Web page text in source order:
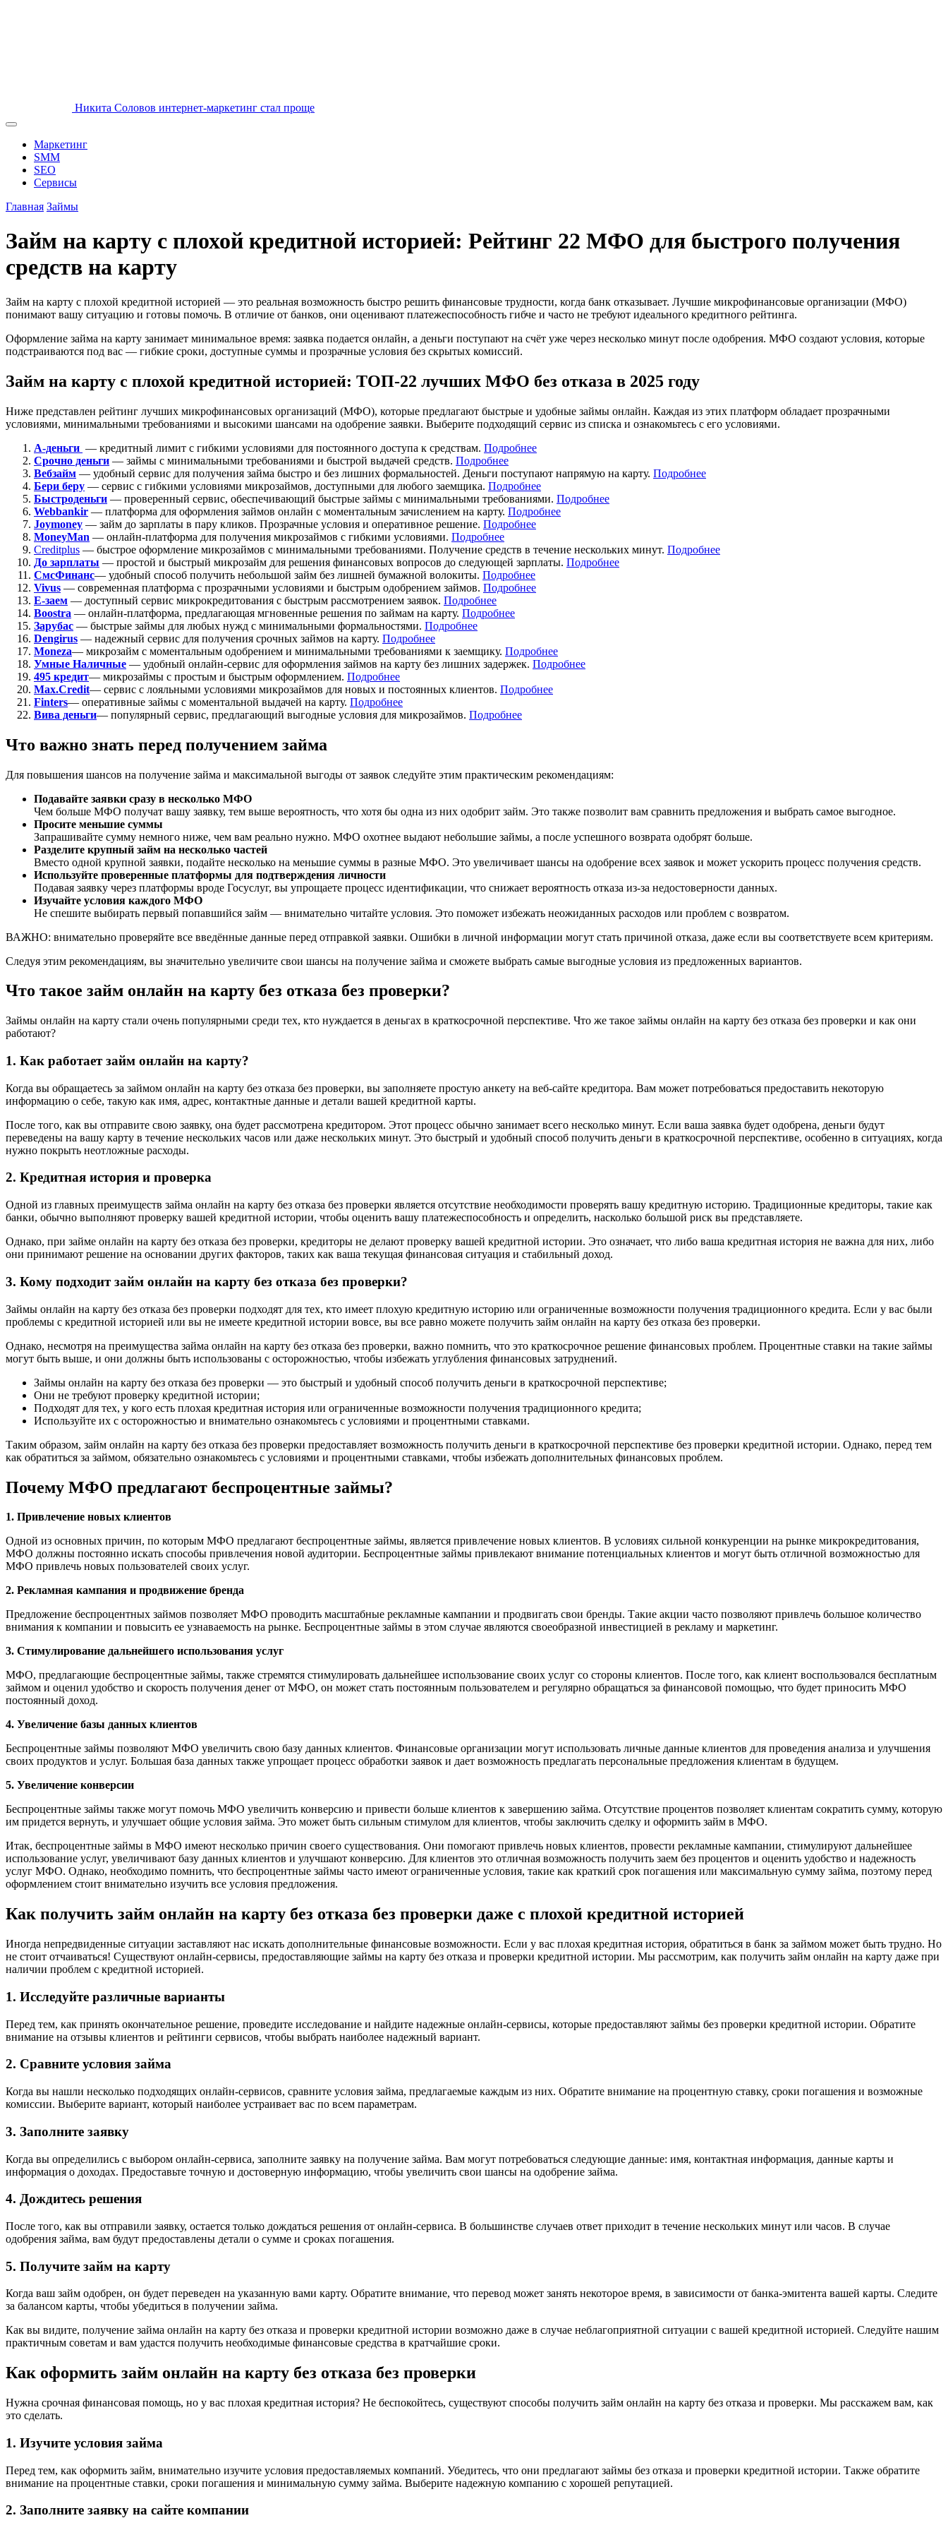
Никита Соловов интернет-маркетинг стал проще
Маркетинг
SMM
SEO
Сервисы
Главная Займы
Займ на карту с плохой кредитной историей: Рейтинг 22 МФО для быстрого получения
средств на карту
Займ на карту с плохой кредитной историей — это реальная возможность быстро решить финансовые трудности, когда банк отказывает. Лучшие микрофинансовые организации (МФО)
понимают вашу ситуацию и готовы помочь. В отличие от банков, они оценивают платежеспособность гибче и часто не требуют идеального кредитного рейтинга.
Оформление займа на карту занимает минимальное время: заявка подается онлайн, а деньги поступают на счёт уже через несколько минут после одобрения. МФО создают условия, которые
подстраиваются под вас — гибкие сроки, доступные суммы и прозрачные условия без скрытых комиссий.
Займ на карту с плохой кредитной историей: ТОП-22 лучших МФО без отказа в 2025 году
Ниже представлен рейтинг лучших микрофинансовых организаций (МФО), которые предлагают быстрые и удобные займы онлайн. Каждая из этих платформ обладает прозрачными
условиями, минимальными требованиями и высокими шансами на одобрение заявки. Выберите подходящий сервис из списка и ознакомьтесь с его условиями.
А-деньги — кредитный лимит с гибкими условиями для постоянного доступа к средствам. Подробнее
Срочно деньги — займы с минимальными требованиями и быстрой выдачей средств. Подробнее
Вебзайм — удобный сервис для получения займа быстро и без лишних формальностей. Деньги поступают напрямую на карту. Подробнее
Бери беру — сервис с гибкими условиями микрозаймов, доступными для любого заемщика. Подробнее
Быстроденьги — проверенный сервис, обеспечивающий быстрые займы с минимальными требованиями. Подробнее
Webbankir — платформа для оформления займов онлайн с моментальным зачислением на карту. Подробнее
Joymoney — займ до зарплаты в пару кликов. Прозрачные условия и оперативное решение. Подробнее
MoneyMan — онлайн-платформа для получения микрозаймов с гибкими условиями. Подробнее
Creditplus — быстрое оформление микрозаймов с минимальными требованиями. Получение средств в течение нескольких минут. Подробнее
До зарплаты — простой и быстрый микрозайм для решения финансовых вопросов до следующей зарплаты. Подробнее
СмсФинанс— удобный способ получить небольшой займ без лишней бумажной волокиты. Подробнее
Vivus — современная платформа с прозрачными условиями и быстрым одобрением займов. Подробнее
Е-заем — доступный сервис микрокредитования с быстрым рассмотрением заявок. Подробнее
Boostra — онлайн-платформа, предлагающая мгновенные решения по займам на карту. Подробнее
Зарубас — быстрые займы для любых нужд с минимальными формальностями. Подробнее
Dengirus — надежный сервис для получения срочных займов на карту. Подробнее
Moneza— микрозайм с моментальным одобрением и минимальными требованиями к заемщику. Подробнее
Умные Наличные — удобный онлайн-сервис для оформления займов на карту без лишних задержек. Подробнее
495 кредит— микрозаймы с простым и быстрым оформлением. Подробнее
Max.Credit— сервис с лояльными условиями микрозаймов для новых и постоянных клиентов. Подробнее
Finters— оперативные займы с моментальной выдачей на карту. Подробнее
Вива деньги— популярный сервис, предлагающий выгодные условия для микрозаймов. Подробнее
Что важно знать перед получением займа
Для повышения шансов на получение займа и максимальной выгоды от заявок следуйте этим практическим рекомендациям:
Подавайте заявки сразу в несколько МФО
Чем больше МФО получат вашу заявку, тем выше вероятность, что хотя бы одна из них одобрит займ. Это также позволит вам сравнить предложения и выбрать самое выгодное.
Просите меньшие суммы
Запрашивайте сумму немного ниже, чем вам реально нужно. МФО охотнее выдают небольшие займы, а после успешного возврата одобрят больше.
Разделите крупный займ на несколько частей
Вместо одной крупной заявки, подайте несколько на меньшие суммы в разные МФО. Это увеличивает шансы на одобрение всех заявок и может ускорить процесс получения средств.
Используйте проверенные платформы для подтверждения личности
Подавая заявку через платформы вроде Госуслуг, вы упрощаете процесс идентификации, что снижает вероятность отказа из-за недостоверности данных.
Изучайте условия каждого МФО
Не спешите выбирать первый попавшийся займ — внимательно читайте условия. Это поможет избежать неожиданных расходов или проблем с возвратом.
ВАЖНО: внимательно проверяйте все введённые данные перед отправкой заявки. Ошибки в личной информации могут стать причиной отказа, даже если вы соответствуете всем критериям.
Следуя этим рекомендациям, вы значительно увеличите свои шансы на получение займа и сможете выбрать самые выгодные условия из предложенных вариантов.
Что такое займ онлайн на карту без отказа без проверки?
Займы онлайн на карту стали очень популярными среди тех, кто нуждается в деньгах в краткосрочной перспективе. Что же такое займы онлайн на карту без отказа без проверки и как они
работают?
1. Как работает займ онлайн на карту?
Когда вы обращаетесь за займом онлайн на карту без отказа без проверки, вы заполняете простую анкету на веб-сайте кредитора. Вам может потребоваться предоставить некоторую
информацию о себе, такую как имя, адрес, контактные данные и детали вашей кредитной карты.
После того, как вы отправите свою заявку, она будет рассмотрена кредитором. Этот процесс обычно занимает всего несколько минут. Если ваша заявка будет одобрена, деньги будут
переведены на вашу карту в течение нескольких часов или даже нескольких минут. Это быстрый и удобный способ получить деньги в краткосрочной перспективе, особенно в ситуациях, когда
нужно покрыть неотложные расходы.
2. Кредитная история и проверка
Одной из главных преимуществ займа онлайн на карту без отказа без проверки является отсутствие необходимости проверять вашу кредитную историю. Традиционные кредиторы, такие как
банки, обычно выполняют проверку вашей кредитной истории, чтобы оценить вашу платежеспособность и определить, насколько большой риск вы представляете.
Однако, при займе онлайн на карту без отказа без проверки, кредиторы не делают проверку вашей кредитной истории. Это означает, что либо ваша кредитная история не важна для них, либо
они принимают решение на основании других факторов, таких как ваша текущая финансовая ситуация и стабильный доход.
3. Кому подходит займ онлайн на карту без отказа без проверки?
Займы онлайн на карту без отказа без проверки подходят для тех, кто имеет плохую кредитную историю или ограниченные возможности получения традиционного кредита. Если у вас были
проблемы с кредитной историей или вы не имеете кредитной истории вовсе, вы все равно можете получить займ онлайн на карту без отказа без проверки.
Однако, несмотря на преимущества займа онлайн на карту без отказа без проверки, важно помнить, что это краткосрочное решение финансовых проблем. Процентные ставки на такие займы
могут быть выше, и они должны быть использованы с осторожностью, чтобы избежать углубления финансовых затруднений.
Займы онлайн на карту без отказа без проверки — это быстрый и удобный способ получить деньги в краткосрочной перспективе;
Они не требуют проверку кредитной истории;
Подходят для тех, у кого есть плохая кредитная история или ограниченные возможности получения традиционного кредита;
Используйте их с осторожностью и внимательно ознакомьтесь с условиями и процентными ставками.
Таким образом, займ онлайн на карту без отказа без проверки предоставляет возможность получить деньги в краткосрочной перспективе без проверки кредитной истории. Однако, перед тем
как обратиться за займом, обязательно ознакомьтесь с условиями и процентными ставками, чтобы избежать дополнительных финансовых проблем.
Почему МФО предлагают беспроцентные займы?
1. Привлечение новых клиентов
Одной из основных причин, по которым МФО предлагают беспроцентные займы, является привлечение новых клиентов. В условиях сильной конкуренции на рынке микрокредитования,
МФО должны постоянно искать способы привлечения новой аудитории. Беспроцентные займы привлекают внимание потенциальных клиентов и могут быть отличной возможностью для
МФО привлечь новых пользователей своих услуг.
2. Рекламная кампания и продвижение бренда
Предложение беспроцентных займов позволяет МФО проводить масштабные рекламные кампании и продвигать свои бренды. Такие акции часто позволяют привлечь большое количество
внимания к компании и повысить ее узнаваемость на рынке. Беспроцентные займы в этом случае являются своеобразной инвестицией в рекламу и маркетинг.
3. Стимулирование дальнейшего использования услуг
МФО, предлагающие беспроцентные займы, также стремятся стимулировать дальнейшее использование своих услуг со стороны клиентов. После того, как клиент воспользовался бесплатным
займом и оценил удобство и скорость получения денег от МФО, он может стать постоянным пользователем и регулярно обращаться за финансовой помощью, что будет приносить МФО
постоянный доход.
4. Увеличение базы данных клиентов
Беспроцентные займы позволяют МФО увеличить свою базу данных клиентов. Финансовые организации могут использовать личные данные клиентов для проведения анализа и улучшения
своих продуктов и услуг. Большая база данных также упрощает процесс обработки заявок и дает возможность предлагать персональные предложения клиентам в будущем.
5. Увеличение конверсии
Беспроцентные займы также могут помочь МФО увеличить конверсию и привести больше клиентов к завершению займа. Отсутствие процентов позволяет клиентам сократить сумму, которую
им придется вернуть, и улучшает общие условия займа. Это может быть сильным стимулом для клиентов, чтобы заключить сделку и оформить займ в МФО.
Итак, беспроцентные займы в МФО имеют несколько причин своего существования. Они помогают привлечь новых клиентов, провести рекламные кампании, стимулируют дальнейшее
использование услуг, увеличивают базу данных клиентов и улучшают конверсию. Для клиентов это отличная возможность получить заем без процентов и оценить удобство и надежность
услуг МФО. Однако, необходимо помнить, что беспроцентные займы часто имеют ограниченные условия, такие как краткий срок погашения или максимальную сумму займа, поэтому перед
оформлением стоит внимательно изучить все условия предложения.
Как получить займ онлайн на карту без отказа без проверки даже с плохой кредитной историей
Иногда непредвиденные ситуации заставляют нас искать дополнительные финансовые возможности. Если у вас плохая кредитная история, обратиться в банк за займом может быть трудно. Но
не стоит отчаиваться! Существуют онлайн-сервисы, предоставляющие займы на карту без отказа и проверки кредитной истории. Мы рассмотрим, как получить займ онлайн на карту даже при
наличии проблем с кредитной историей.
1. Исследуйте различные варианты
Перед тем, как принять окончательное решение, проведите исследование и найдите надежные онлайн-сервисы, которые предоставляют займы без проверки кредитной истории. Обратите
внимание на отзывы клиентов и рейтинги сервисов, чтобы выбрать наиболее надежный вариант.
2. Сравните условия займа
Когда вы нашли несколько подходящих онлайн-сервисов, сравните условия займа, предлагаемые каждым из них. Обратите внимание на процентную ставку, сроки погашения и возможные
комиссии. Выберите вариант, который наиболее устраивает вас по всем параметрам.
3. Заполните заявку
Когда вы определились с выбором онлайн-сервиса, заполните заявку на получение займа. Вам могут потребоваться следующие данные: имя, контактная информация, данные карты и
информация о доходах. Предоставьте точную и достоверную информацию, чтобы увеличить свои шансы на одобрение займа.
4. Дождитесь решения
После того, как вы отправили заявку, остается только дождаться решения от онлайн-сервиса. В большинстве случаев ответ приходит в течение нескольких минут или часов. В случае
одобрения займа, вам будут предоставлены детали о сумме и сроках погашения.
5. Получите займ на карту
Когда ваш займ одобрен, он будет переведен на указанную вами карту. Обратите внимание, что перевод может занять некоторое время, в зависимости от банка-эмитента вашей карты. Следите
за балансом карты, чтобы убедиться в получении займа.
Как вы видите, получение займа онлайн на карту без отказа и проверки кредитной истории возможно даже в случае неблагоприятной ситуации с вашей кредитной историей. Следуйте нашим
практичным советам и вам удастся получить необходимые финансовые средства в кратчайшие сроки.
Как оформить займ онлайн на карту без отказа без проверки
Нужна срочная финансовая помощь, но у вас плохая кредитная история? Не беспокойтесь, существуют способы получить займ онлайн на карту без отказа и проверки. Мы расскажем вам, как
это сделать.
1. Изучите условия займа
Перед тем, как оформить займ, внимательно изучите условия предоставляемых компаний. Убедитесь, что они предлагают займы без отказа и проверки кредитной истории. Также обратите
внимание на процентные ставки, сроки погашения и минимальную сумму займа. Выберите надежную компанию с хорошей репутацией.
2. Заполните заявку на сайте компании